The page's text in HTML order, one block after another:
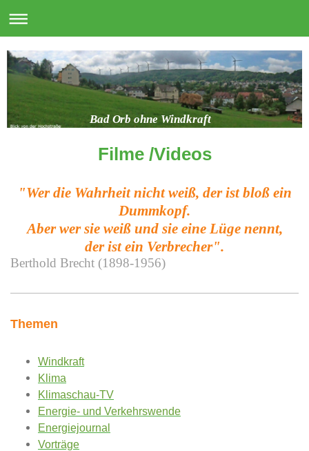
Bad Orb ohne Windkraft
Filme /Videos
"Wer die Wahrheit nicht weiß, der ist bloß ein
Dummkopf.
Aber wer sie weiß und sie eine Lüge nennt,
der ist ein Verbrecher".
Berthold Brecht (1898-1956)
Themen
Windkraft
Klima
Klimaschau-TV
Energie- und Verkehrswende
Energiejournal
Vorträge